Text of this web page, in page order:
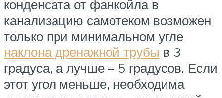
конденсата от фанкойла в
канализацию самотеком возможен
только при минимальном угле
наклона дренажной трубы в 3
градуса, а лучше – 5 градусов. Если
этот угол меньше, необходима